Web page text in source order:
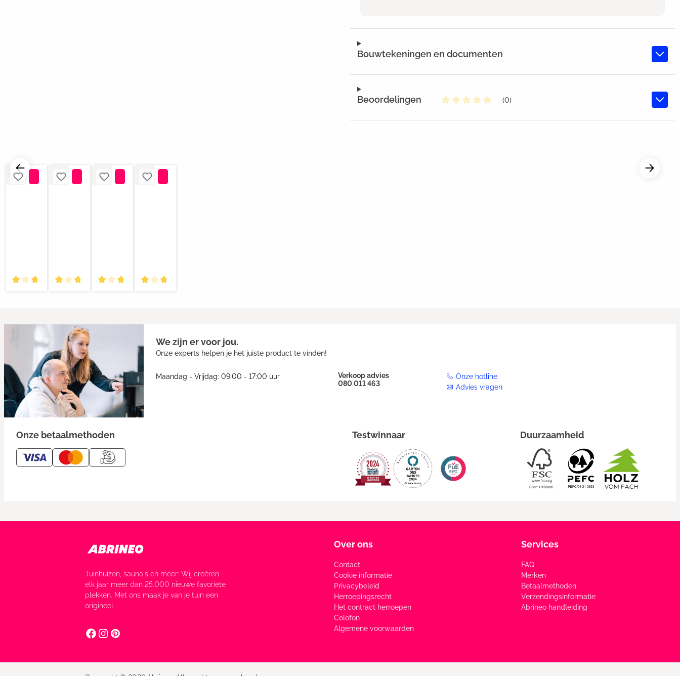
Bouwtekeningen en documenten
Beoordelingen
(0)
We zijn er voor jou.
Onze experts helpen je het juiste product te vinden!
Maandag - Vrijdag: 09:00 - 17:00 uur
Verkoop advies
080 011 463
Onze hotline
Advies vragen
Onze betaalmethoden Testwinnaar Duurzaamheid
Tuinhuizen, sauna's en meer: Wij creëren
elk jaar meer dan 25.000 nieuwe favoriete
plekken. Met ons maak je van je tuin een
origineel.
Over ons
Contact
Cookie informatie
Privacybeleid
Herroepingsrecht
Het contract herroepen
Colofon
Algemene voorwaarden
Services
FAQ
Merken
Betaalmethoden
Verzendingsinformatie
Abrineo handleiding